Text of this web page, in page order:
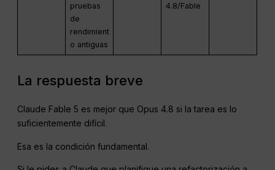
pruebas
de
rendimient
o antiguas
4.8/Fable
La respuesta breve
Claude Fable 5 es mejor que Opus 4.8 si la tarea es lo
suficientemente difícil.
Esa es la condición fundamental.